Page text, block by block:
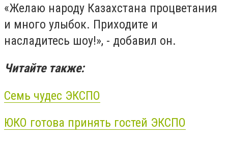
«Желаю народу Казахстана процветания
и много улыбок. Приходите и
насладитесь шоу!», - добавил он.
Читайте также:
Семь чудес ЭКСПО
ЮКО готова принять гостей ЭКСПО